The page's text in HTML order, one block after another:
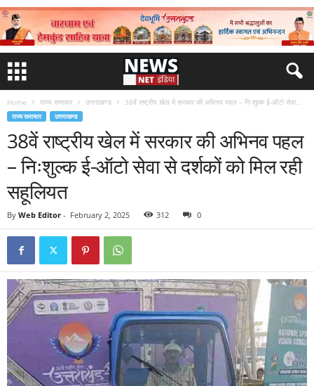
Home राज्य समाचार उत्तराखण्ड 38वें राष्ट्रीय खेल में सरकार की अभिनव पहल – निःशुल्क ई-ऑटो सेवा...
राज्य समाचार उत्तराखण्ड
38वें राष्ट्रीय खेल में सरकार की अभिनव पहल
– निःशुल्क ई-ऑटो सेवा से दर्शकों को मिल रही
सहूलियत
By Web Editor - February 2, 2025 312 0